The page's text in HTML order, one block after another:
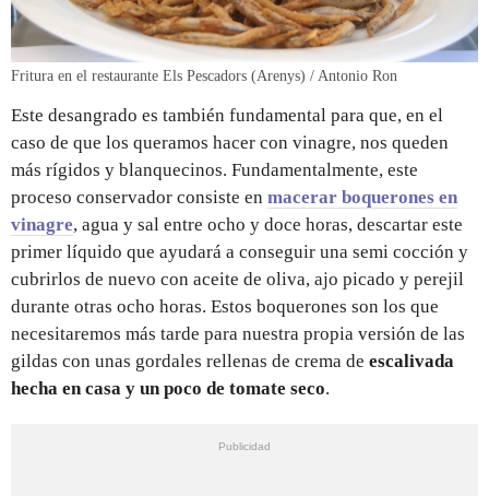
Fritura en el restaurante Els Pescadors (Arenys) / Antonio Ron
Este desangrado es también fundamental para que, en el
caso de que los queramos hacer con vinagre, nos queden
más rígidos y blanquecinos. Fundamentalmente, este
proceso conservador consiste en macerar boquerones en
vinagre, agua y sal entre ocho y doce horas, descartar este
primer líquido que ayudará a conseguir una semi cocción y
cubrirlos de nuevo con aceite de oliva, ajo picado y perejil
durante otras ocho horas. Estos boquerones son los que
necesitaremos más tarde para nuestra propia versión de las
gildas con unas gordales rellenas de crema de escalivada
hecha en casa y un poco de tomate seco.